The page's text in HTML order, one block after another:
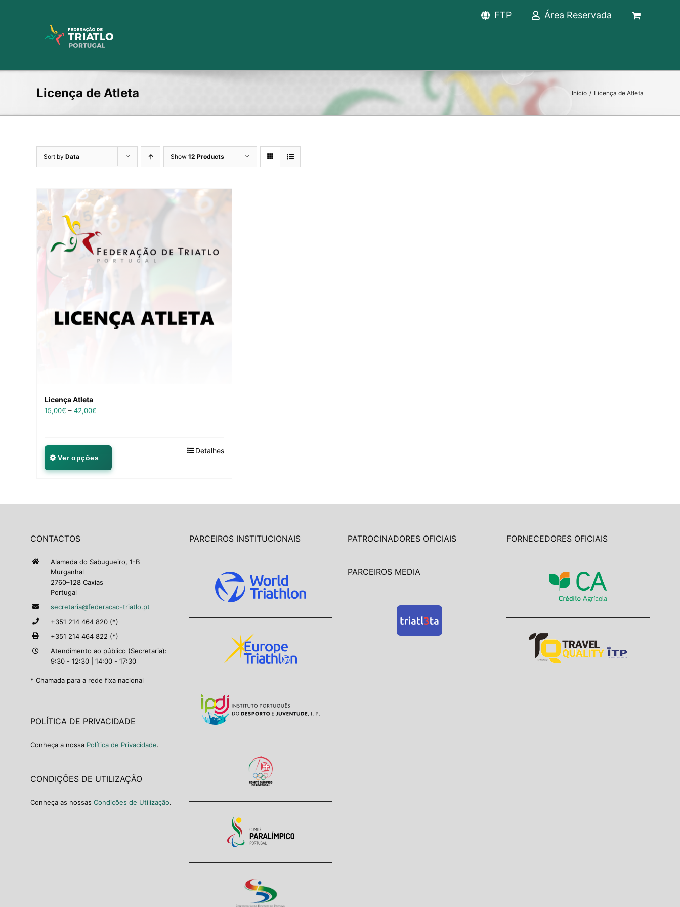
FTP Área Reservada
Licença de Atleta Início / Licença de Atleta
Sort by Data Show 12 Products
Licença Atleta
15,00€ – 42,00€
Ver opções
Detalhes
CONTACTOS
Alameda do Sabugueiro, 1-B
Murganhal
2760–128 Caxias
Portugal
secretaria@federacao-triatlo.pt
+351 214 464 820 (*)
+351 214 464 822 (*)
Atendimento ao público (Secretaria):
9:30 - 12:30 | 14:00 - 17:30
* Chamada para a rede fixa nacional
POLÍTICA DE PRIVACIDADE
Conheça a nossa Política de Privacidade.
CONDIÇÕES DE UTILIZAÇÃO
Conheça as nossas Condições de Utilização.
PARCEIROS INSTITUCIONAIS PATROCINADORES OFICIAIS
PARCEIROS MEDIA
FORNECEDORES OFICIAIS